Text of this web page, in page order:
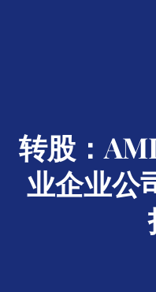
转股：
业企业公